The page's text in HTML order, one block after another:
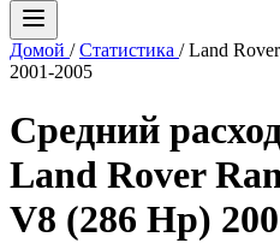
Домой / Статистика / Land
2001-2005
Средний
Land Rover
V8 (286 Hp)